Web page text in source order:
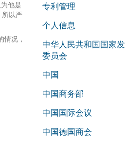
他是
所以严
情况，
专利管理
个人信息
中华人民共和国国家
委员会
中国
中国商务部
中国国际会议
中国德国商会